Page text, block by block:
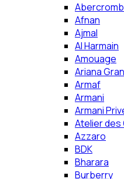
Afnan
Ajmal
Al Harmain
Amouage
Ariana
Armaf
Armani
Armani
Atelier des
Azzaro
BDK
Bharara
Burberry